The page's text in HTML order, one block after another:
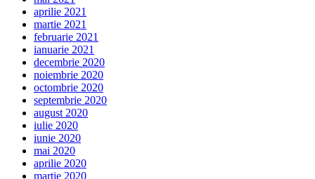
aprilie 2021
martie 2021
februarie 2021
ianuarie 2021
decembrie 2020
noiembrie 2020
octombrie 2020
septembrie 2020
august 2020
iulie 2020
iunie 2020
mai 2020
aprilie 2020
martie 2020